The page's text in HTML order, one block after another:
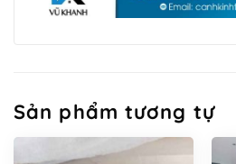
Sản phẩm tương tự